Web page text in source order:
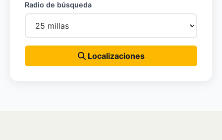
Radio de búsqueda
Localizaciones